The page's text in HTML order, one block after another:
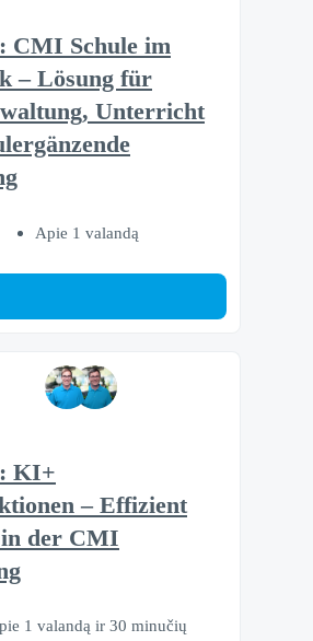
CMI Schule im
– Lösung für
Unterricht
Apie 1 valandą
KI+
– Effizient
der CMI
1 valandą ir 30 minučių